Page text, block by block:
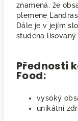
znamená, že
plemene
Dále je v jejím
studena lisovaný
Přednosti
Food:
vysoký
unikátní